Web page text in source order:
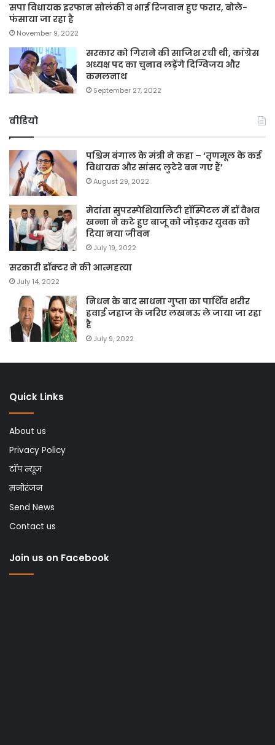
सपा विधायक इरफान सोलंकी व भाई रिजवान हुए फरार, बोले-
फंसाया जा रहा है
November 9, 2022
सरकार को गिराने की साजिश रची थी, कांग्रेस
अध्यक्ष पद का चुनाव लड़ेंगे दिग्विजय और
कमलनाथ
September 27, 2022
वीडियो
पश्चिम बंगाल के मंत्री ने कहा – ‘तृणमूल के कई
विधायक और सांसद लुटेरे बन गए हैं’
August 29, 2022
मेदांता सुपरस्पेशियालिटी हॉस्पिटल में डॉ वैभव
खन्ना ने कटे हुए बाजू को जोड़कर युवक को
दिया नया जीवन
July 19, 2022
सरकारी डॉक्टर ने की आत्महत्या
July 14, 2022
निधन के बाद साधना गुप्ता का पार्थिव शरीर
हवाई जहाज के जरिए लखनऊ ले जाया जा रहा
है
July 9, 2022
Quick Links
About us
Privacy Policy
टॉप न्यूज
मनोरंजन
Send News
Contact us
Join us on Facebook